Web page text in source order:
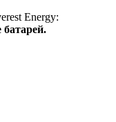
Energy:
батарей.